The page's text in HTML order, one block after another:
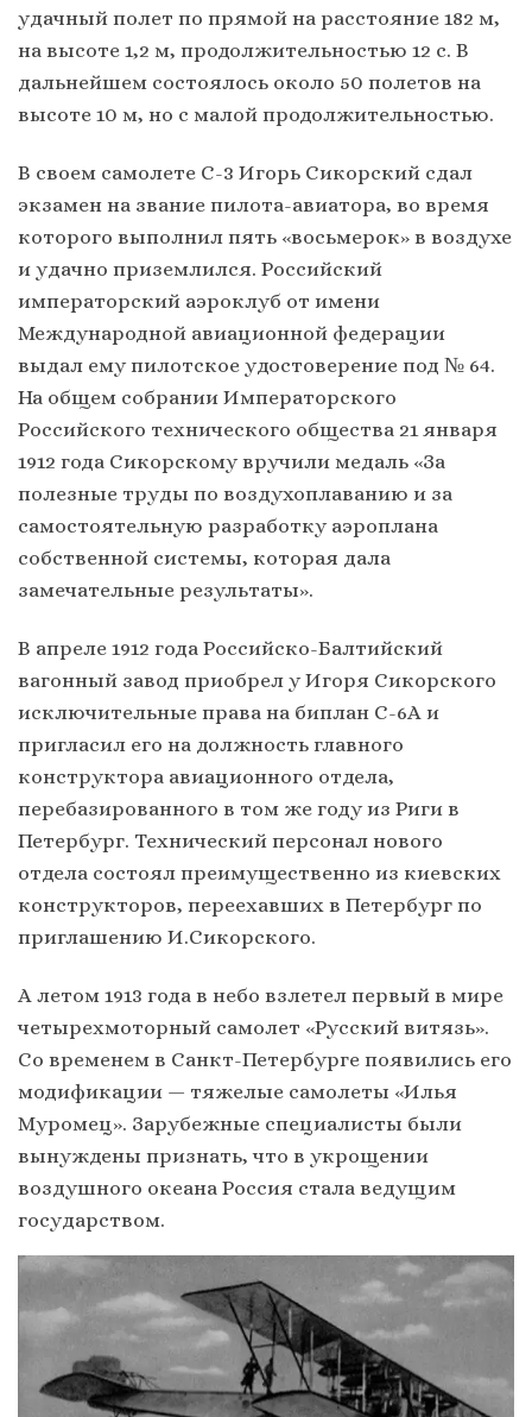
удачный полет по прямой на расстояние 182 м,
на высоте 1,2 м, продолжительностью 12 с. В
дальнейшем состоялось около 50 полетов на
высоте 10 м, но с малой продолжительностью.
В своем самолете С-3 Игорь Сикорский сдал
экзамен на звание пилота-авиатора, во время
которого выполнил пять «восьмерок» в воздухе
и удачно приземлился. Российский
императорский аэроклуб от имени
Международной авиационной федерации
выдал ему пилотское удостоверение под № 64.
На общем собрании Императорского
Российского технического общества 21 января
1912 года Сикорскому вручили медаль «За
полезные труды по воздухоплаванию и за
самостоятельную разработку аэроплана
собственной системы, которая дала
замечательные результаты».
В апреле 1912 года Российско-Балтийский
вагонный завод приобрел у Игоря Сикорского
исключительные права на биплан С-6А и
пригласил его на должность главного
конструктора авиационного отдела,
перебазированного в том же году из Риги в
Петербург. Технический персонал нового
отдела состоял преимущественно из киевских
конструкторов, переехавших в Петербург по
приглашению И.Сикорского.
А летом 1913 года в небо взлетел первый в мире
четырехмоторный самолет «Русский витязь».
Со временем в Санкт-Петербурге появились его
модификации — тяжелые самолеты «Илья
Муромец». Зарубежные специалисты были
вынуждены признать, что в укрощении
воздушного океана Россия стала ведущим
государством.